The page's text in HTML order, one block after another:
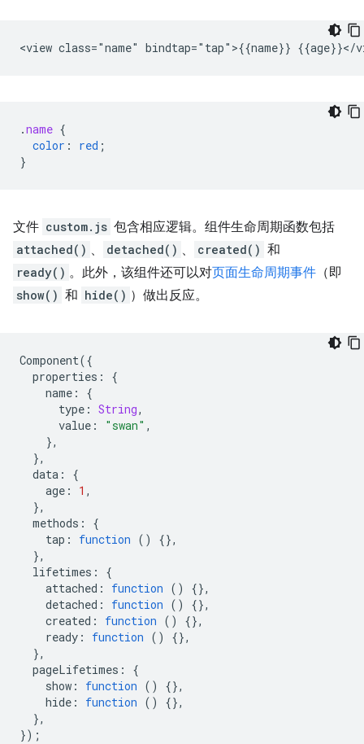
.name {
color : red ;
}
文件 custom.js 包含相应逻辑。组件生命周期函数包括
attached() 、 detached() 、 created() 和
ready() 。此外，该组件还可以对页面生命周期事件 （即
show() 和 hide() ）做出反应。
Component({
properties :
{
name :
{
type : String,
value : "swan" ,
},
},
data :
{
age : 1 ,
},
methods :
{
tap : function ()
{},
},
lifetimes :
{
attached : function ()
{},
detached : function ()
{},
created : function ()
{},
ready : function ()
{},
},
pageLifetimes :
{
show : function ()
{},
hide : function ()
{},
},
});